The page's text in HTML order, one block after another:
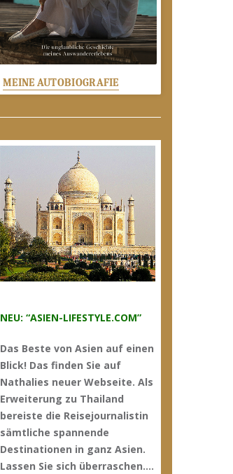
MEINE AUTOBIOGRAFIE
NEU: “ASIEN-LIFESTYLE.COM”
Das Beste von Asien auf einen
Blick! Das finden Sie auf
Nathalies neuer Webseite. Als
Erweiterung zu Thailand
bereiste die Reisejournalistin
sämtliche spannende
Destinationen in ganz Asien.
Lassen Sie sich überraschen….